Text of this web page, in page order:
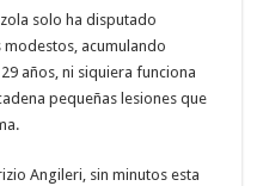
solo ha disputado
acumulando
años, ni siquiera funciona
pequeñas lesiones que
Angileri, sin minutos esta